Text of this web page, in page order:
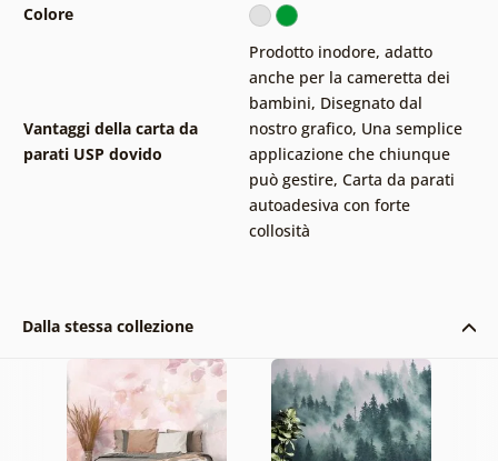
Colore
Vantaggi della carta da
parati USP dovido
Prodotto inodore, adatto
anche per la cameretta dei
bambini, Disegnato dal
nostro grafico, Una semplice
applicazione che chiunque
può gestire, Carta da parati
autoadesiva con forte
collosità
Dalla stessa collezione